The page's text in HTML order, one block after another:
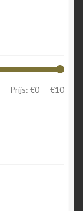
Min.
Max.
Prijs: €0 — €10